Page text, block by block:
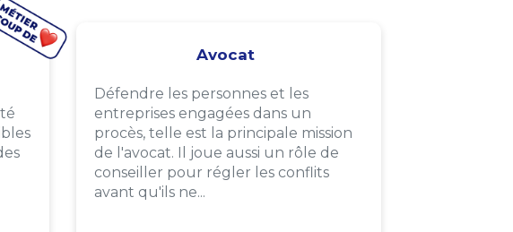
Avocat
Défendre les personnes et les
entreprises engagées dans un
procès, telle est la principale mission
de l'avocat. Il joue aussi un rôle de
conseiller pour régler les conflits
avant qu'ils ne...